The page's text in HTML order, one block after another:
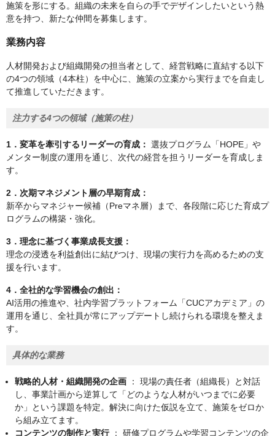
施策を形にする。組織の未来を自らの手でデザインしたいという熱
意を持つ、新たな仲間を募集します。
業務内容
人材開発および組織開発の担当者として、経営戦略に直結する以下
の4つの領域（4本柱）を中心に、施策の立案から実行までを自走し
て推進していただきます。
注力する4つの領域（施策の柱）
1．変革を牽引するリーダーの育成： 選抜プログラム「HOPE」や
メンター制度の運用を通じ、次代の経営を担うリーダーを育成しま
す。
2．次期マネジメント層の早期育成：
新卒からマネジャー候補（Preマネ層）まで、各段階に応じた育成プ
ログラムの構築・強化。
3．理念に基づく事業成長支援：
理念の浸透を利益創出に結びつけ、現場の実行力を高めるための支
援を行います。
4．全社的な学習機会の創出：
AI活用の推進や、社内学習プラットフォーム「CUCアカデミア」の
運用を通じ、全社員が常にアップデートし続けられる環境を整えま
す。
具体的な業務
戦略的人材・組織開発の企画 ： 現場の責任者（組織長）と対話
し、事業計画から逆算して「どのような人材がいつまでに必要
か」という課題を特定。解決に向けた仮説を立て、施策をゼロか
ら組み立てます。
コンテンツの制作と実行： 研修プログラムや学習コンテンツの企